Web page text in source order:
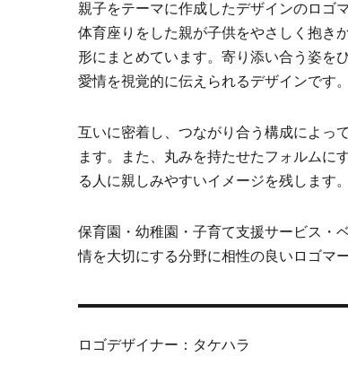
親子をテーマに作成したデザインのロゴ
体育座りをした親が子供をやさしく抱き
形にまとめています。寄り添い合う姿を
愛情を視覚的に伝えられるデザインです。
互いに密着し、つながり合う構成によっ
ます。また、丸みを持たせたフォルムに
る人に親しみやすいイメージを残します。
保育園・幼稚園・子育て支援サービス・
情を大切にする分野に相性の良いロゴマー
ロゴデザイナー：タケハラ